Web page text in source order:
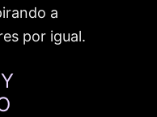
a
por igual.